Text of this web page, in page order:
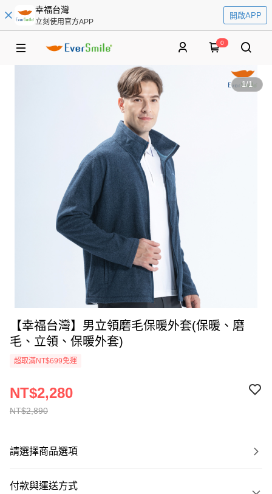
幸福台灣
立刻使用官方APP
開啟APP
0
1/1
【幸福台灣】男立領磨毛保暖外套(保暖、磨
毛、立領、保暖外套)
超取滿NT$699免運
NT$2,890
NT$2,280
請選擇商品選項
付款與運送方式